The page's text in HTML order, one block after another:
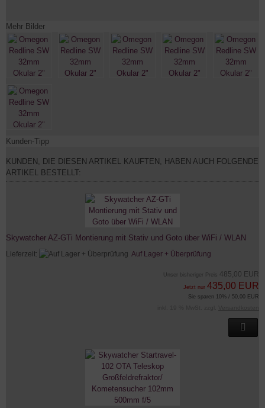
Mehr Bilder
Kunden-Tipp
KUNDEN, DIE DIESEN ARTIKEL KAUFTEN, HABEN AUCH FOLGENDE
ARTIKEL BESTELLT:
Skywatcher AZ-GTi Montierung mit Stativ und Goto über WiFi / WLAN
Lieferzeit: Auf Lager + Überprüfung
Unser bisheriger Preis 485,00 EUR
Jetzt nur 435,00 EUR
Sie sparen 10% / 50,00 EUR